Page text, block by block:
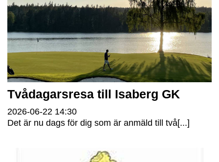
Tvådagarsresa till Isaberg GK
2026-06-22 14:30
Det är nu dags för dig som är anmäld till två[...]